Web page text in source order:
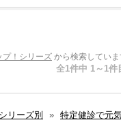
プ！シリーズ から検索していま
全1件中 1～1件
リーズ別 » 特定健診で元